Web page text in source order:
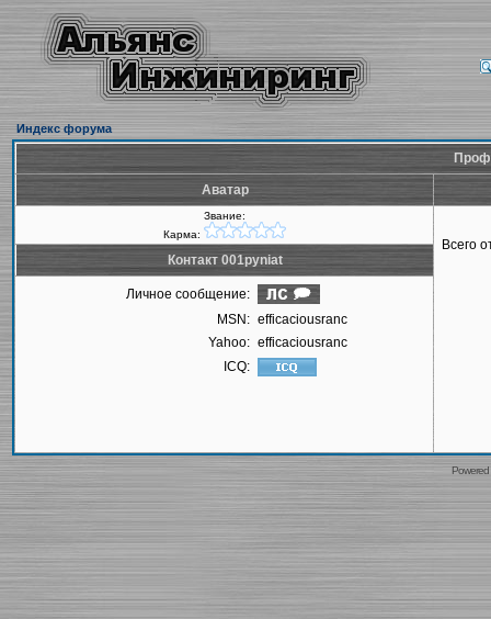
Индекс форума
Аватар
Звание:
Карма:
Всего
Контакт 001pyniat
Личное сообщение:
MSN: efficaciousranc
Yahoo: efficaciousranc
ICQ: